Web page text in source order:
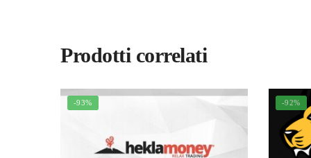
Prodotti correlati
-93% -92%